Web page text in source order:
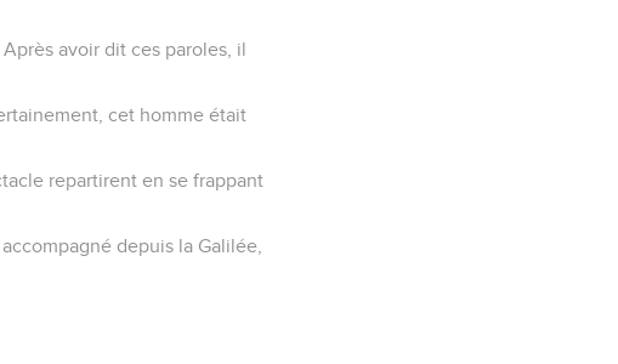
avoir dit ces paroles, il
cet homme était
repartirent en se frappant
depuis la Galilée,